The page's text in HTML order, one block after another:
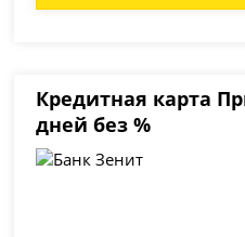
Кредитная карта
дней без %